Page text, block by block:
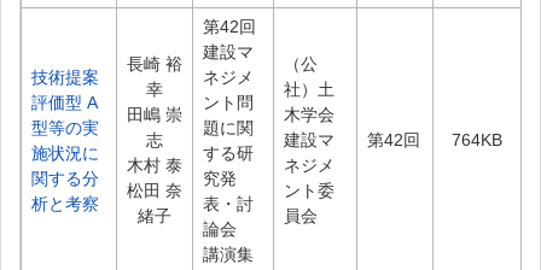
技術提案
評価型 A
型等の実
施状況に
関する分
析と考察
長崎 裕
幸
田嶋 崇
志
木村 泰
松田 奈
緒子
第42回
建設マ
ネジメ
ント問
題に関
する研
究発
表・討
論会
講演集
（公
社）土
木学会
建設マ
ネジメ
ント委
員会
第42回 764KB